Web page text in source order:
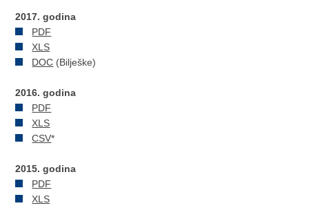
2017. godina
PDF
XLS
DOC (Bilješke)
2016. godina
PDF
XLS
CSV*
2015. godina
PDF
XLS